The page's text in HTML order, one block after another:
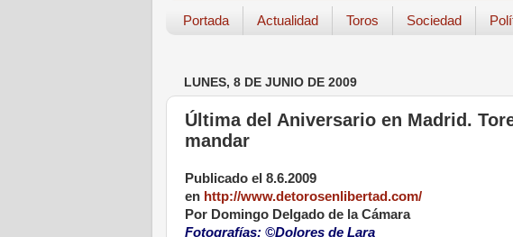
Portada Actualidad Toros Sociedad
LUNES, 8 DE JUNIO DE 2009
Última del Aniversario en Madrid.
mandar
Publicado el 8.6.2009
en http://www.detorosenlibertad.com/
Por Domingo Delgado de la Cámara
Fotografías: ©Dolores de Lara